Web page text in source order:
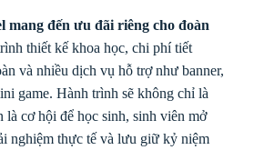
mang đến ưu đãi riêng cho đoàn
thiết kế khoa học, chi phí tiết
và nhiều dịch vụ hỗ trợ như banner,
game. Hành trình sẽ không chỉ là
là cơ hội để học sinh, sinh viên mở
nghiệm thực tế và lưu giữ kỷ niệm